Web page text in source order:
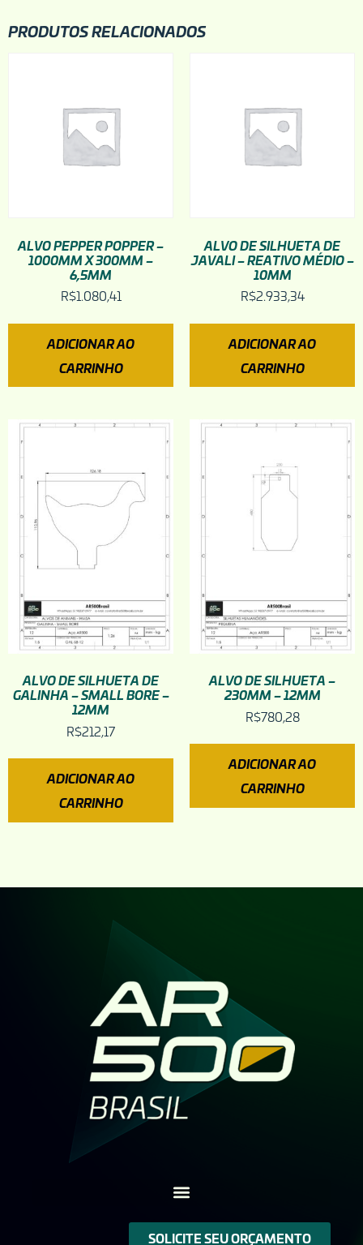
PRODUTOS RELACIONADOS
ALVO PEPPER POPPER –
1000MM X 300MM –
6,5MM
R$1.080,41
ADICIONAR AO
CARRINHO
ALVO DE SILHUETA DE
JAVALI – REATIVO MÉDIO –
10MM
R$2.933,34
ADICIONAR AO
CARRINHO
ALVO DE SILHUETA DE
GALINHA – SMALL BORE –
12MM
R$212,17
ADICIONAR AO
CARRINHO
ALVO DE SILHUETA –
230MM – 12MM
R$780,28
ADICIONAR AO
CARRINHO
SOLICITE SEU ORÇAMENTO